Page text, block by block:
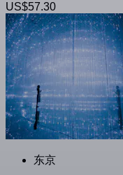
US$57.30
东京